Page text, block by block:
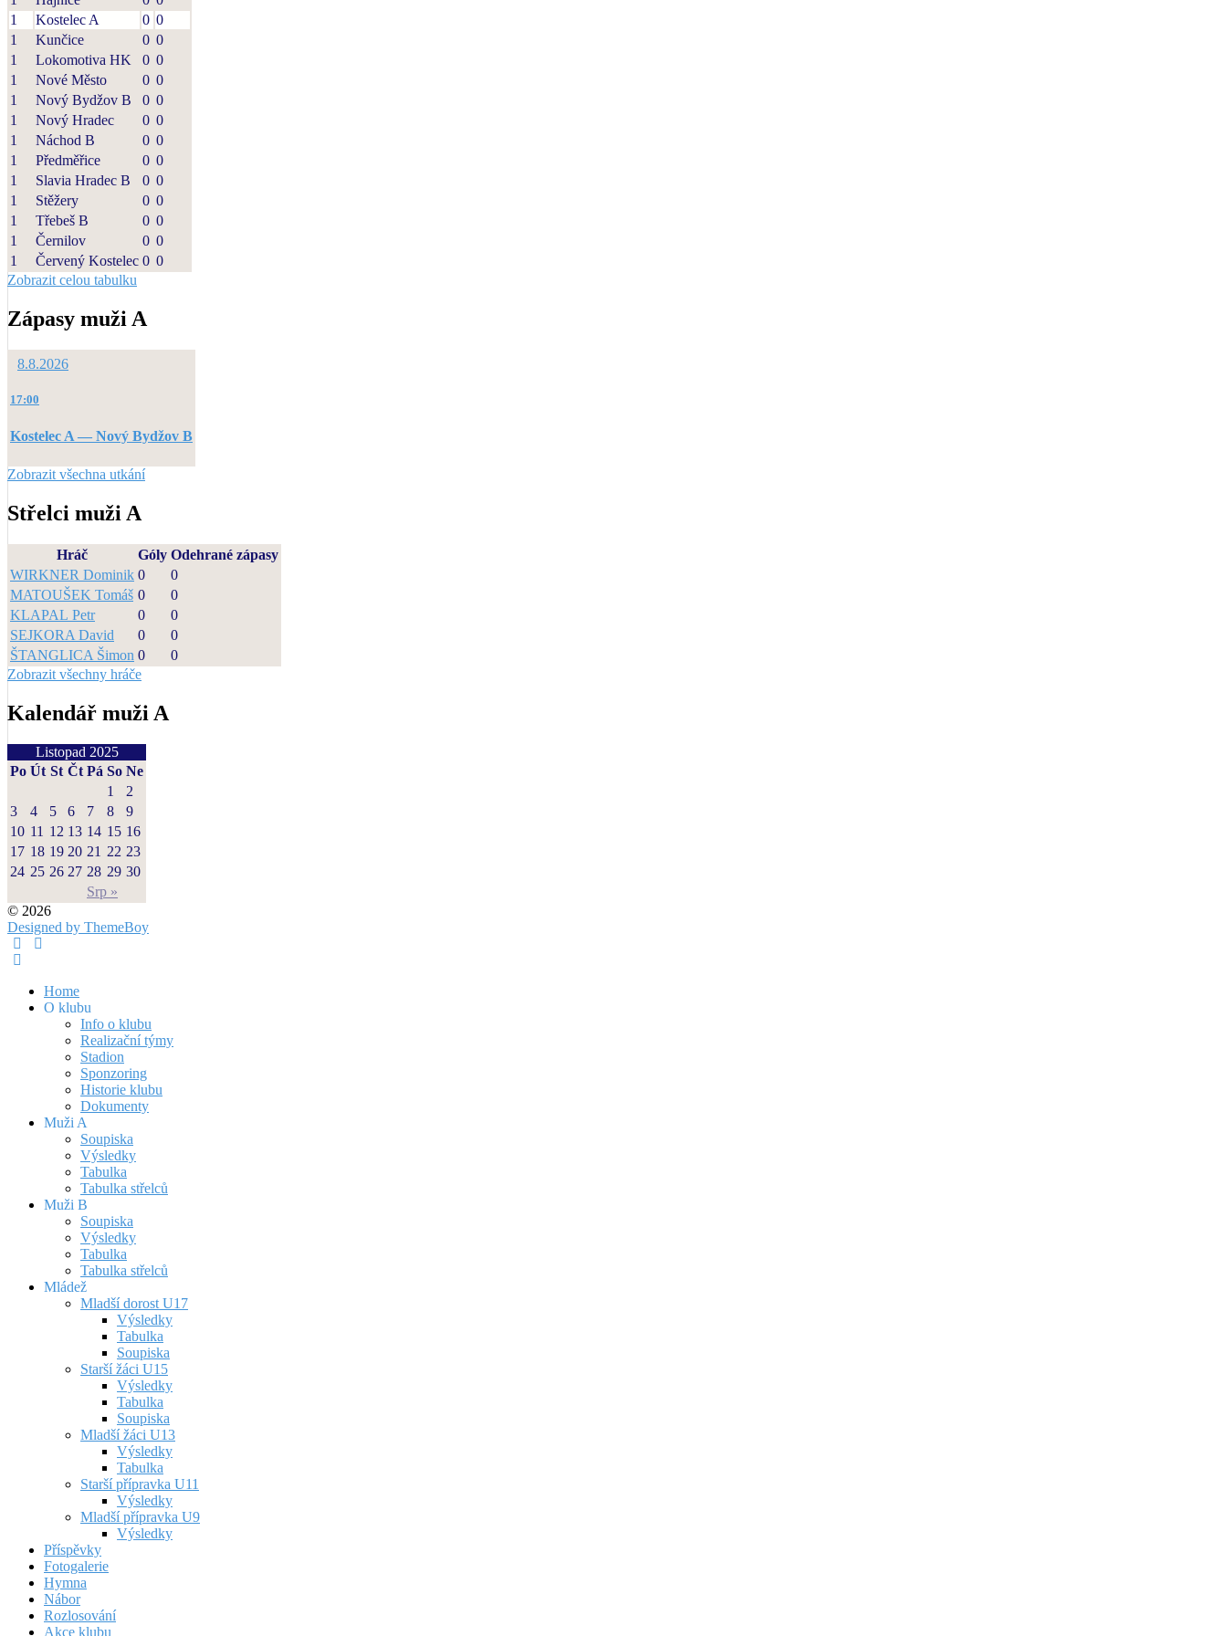
1
Kostelec A 0 0
1
Kunčice 0 0
1
Lokomotiva HK 0 0
1
Nové Město 0 0
1
Nový Bydžov B 0 0
1
Nový Hradec 0 0
1
Náchod B 0 0
1
Předměřice 0 0
1
Slavia Hradec B 0 0
1
Stěžery 0 0
1
Třebeš B 0 0
1
Černilov 0 0
1
Červený Kostelec 0 0
Zobrazit celou tabulku
Zápasy muži A
8.8.2026
17:00
Kostelec A — Nový Bydžov B
Zobrazit všechna utkání
Střelci muži A
Hráč Góly Odehrané zápasy
WIRKNER Dominik 0
0
MATOUŠEK Tomáš 0
0
KLAPAL Petr
0
0
SEJKORA David
0
0
ŠTANGLICA Šimon 0
0
Zobrazit všechny hráče
Kalendář muži A
Listopad 2025
Po Út St Čt Pá So Ne
Srp »
1
2
3
4 5 6 7 8
9
10 11 12 13 14 15 16
17 18 19 20 21 22 23
24 25 26 27 28 29 30
© 2026
Designed by ThemeBoy
Home
O klubu
Info o klubu
Realizační týmy
Stadion
Sponzoring
Historie klubu
Dokumenty
Muži A
Soupiska
Výsledky
Tabulka
Tabulka střelců
Muži B
Soupiska
Výsledky
Tabulka
Tabulka střelců
Mládež
Mladší dorost U17
Výsledky
Tabulka
Soupiska
Starší žáci U15
Výsledky
Tabulka
Soupiska
Mladší žáci U13
Výsledky
Tabulka
Starší přípravka U11
Výsledky
Mladší přípravka U9
Výsledky
Příspěvky
Fotogalerie
Hymna
Nábor
Rozlosování
Akce klubu